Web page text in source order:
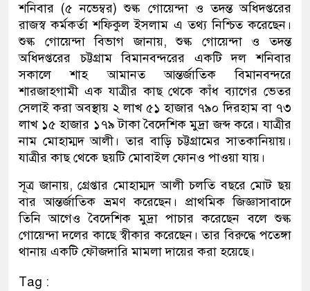
শনিবার (৫ নভেম্বর) শুল্ক গোয়েন্দা ও তদন্ত অধিদপ্তরের
রাজস্ব কর্মকর্তা শফিকুল ইসলাম এ তথ্য নিশ্চিত করেছেন।
শুল্ক গোয়েন্দা বিভাগ জানায়, শুল্ক গোয়েন্দা ও তদন্ত
অধিদপ্তরের চট্টগ্রাম বিমানবন্দরের একটি দল শনিবার
সকালে শাহ আমানত আন্তর্জাতিক বিমানবন্দরে
শারজাহগামী এক যাত্রীর কাছ থেকে কাঁধ ব্যাগের ভেতর
সেলাই করা অবস্থায় ২ লাখ ৫১ হাজার ৭৯০ দিরহাম বা ৭৩
লাখ ১৫ হাজার ১৭৯ টাকা বৈদেশিক মুদ্রা জব্দ করে। যাত্রীর
নাম মোহাম্মদ আলী। তার বাড়ি চট্টগ্রামের সাতকানিয়ায়।
যাত্রীর কাছ থেকে ছয়টি মোবাইল ফোনও পাওয়া যায়।
সূত্র জানায়, গ্রেপ্তার মোহাম্মদ আলী চলতি বছরে মোট ছয়
বার আন্তর্জাতিক ভ্রমণ করেছেন। প্রাথমিক জিজ্ঞাসাবাদে
তিনি আগেও বৈদেশিক মুদ্রা পাচার করেছেন বলে শুল্ক
গোয়েন্দা দলের কাছে স্বীকার করেছেন। তার বিরুদ্ধে পতেঙ্গা
থানায় একটি ফৌজদারি মামলা দায়ের করা হয়েছে।
Tag :